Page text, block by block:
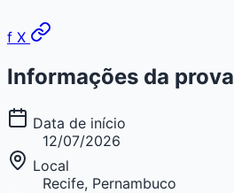
f X
Informações da prova
Data de início
12/07/2026
Local
Recife, Pernambuco